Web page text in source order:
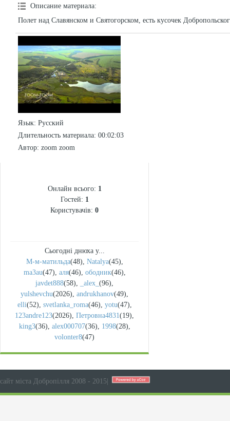
Описание материала:
Полет над Славянском и Святогорском, есть кусочек
Язык: Русский
Длительность материала: 00:02:03
Автор: zoom zoom
Онлайн всього: 1
Гостей: 1
Користувачів: 0
Сьогодні днюха у...
М-м-матильда(48), Natalya(45),
ma3au(47), аля(46), ободник(46),
javdet888(58), _alex_ (96),
yulshevchu(2026), andrukhanov(49),
elli(52), svetlanka_roma(46), yotu(47),
123andre123(2026), Петровна4831(19),
king3(36), alex000707(36), 1998(28),
volonter8(47)
сайт міста Добропілля 2008 - 2015